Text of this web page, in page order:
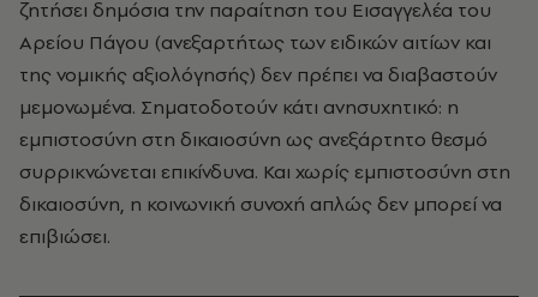
ζητήσει δημόσια την παραίτηση του Εισαγγελέα του
Αρείου Πάγου (ανεξαρτήτως των ειδικών αιτίων και
της νομικής αξιολόγησής) δεν πρέπει να διαβαστούν
μεμονωμένα. Σηματοδοτούν κάτι ανησυχητικό: η
εμπιστοσύνη στη δικαιοσύνη ως ανεξάρτητο θεσμό
συρρικνώνεται επικίνδυνα. Και χωρίς εμπιστοσύνη στη
δικαιοσύνη, η κοινωνική συνοχή απλώς δεν μπορεί να
επιβιώσει.